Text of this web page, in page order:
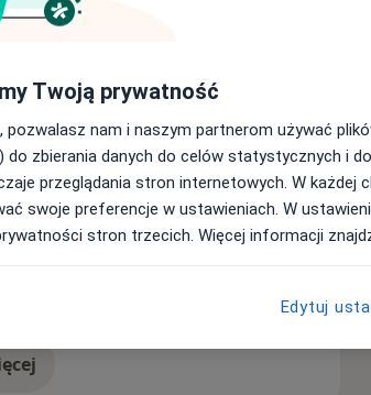
w Bydgoszczy w 1997 r., gdzie
10WSKzP ). Zajmuję się
prowadzeniem ciąży.
oraz drobne zabiegi
Twoją prywatność
pozwalasz nam i naszym partnerom używać
do zbierania danych do celów statystycznych i
przeglądania stron internetowych. W każdej
swoje preferencje w ustawieniach. W
stron trzecich. Więcej informacji
Edytuj